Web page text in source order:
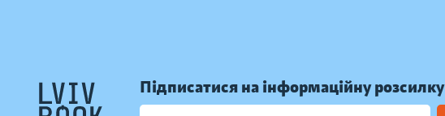
Підписатися на інформаційну розсилку